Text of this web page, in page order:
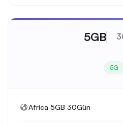
5GB
5G
Africa 5GB 30Gün